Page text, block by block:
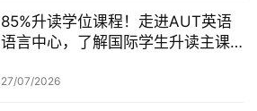
85%升读学位课程！走进AUT英语
语言中心，了解国际学生升读主课
27/07/2026